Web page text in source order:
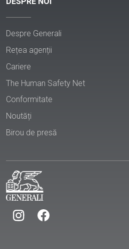
Despre Generali
Rețea agenții
Cariere
The Human Safety Net
Conformitate
Noutăți
Birou de presă